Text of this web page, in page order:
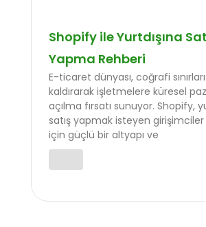
Shopify ile Yurtdışına
Yapma Rehberi
E-ticaret dünyası, coğrafi
kaldırarak işletmelere küresel
açılma fırsatı sunuyor. Shopify,
satış yapmak isteyen girişimciler
için güçlü bir altyapı ve